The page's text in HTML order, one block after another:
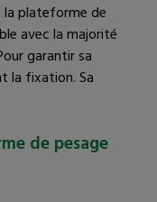
plateforme de
avec la majorité
garantir sa
la fixation. Sa
de pesage